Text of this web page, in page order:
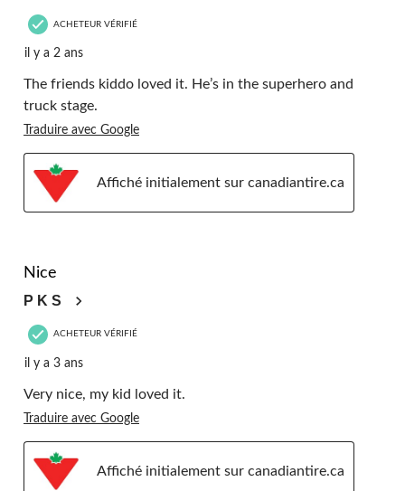
ACHETEUR VÉRIFIÉ
il y a 2 ans
The friends kiddo loved it. He’s in the superhero and
truck stage.
Traduire avec Google
Affiché initialement sur canadiantire.ca
Nice
P K S
ACHETEUR VÉRIFIÉ
il y a 3 ans
Very nice, my kid loved it.
Traduire avec Google
Affiché initialement sur canadiantire.ca